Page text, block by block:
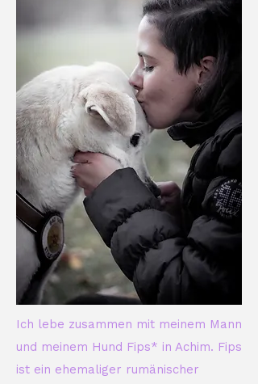
Ich lebe zusammen mit meinem Mann
und meinem Hund Fips* in Achim. Fips
ist ein ehemaliger rumänischer